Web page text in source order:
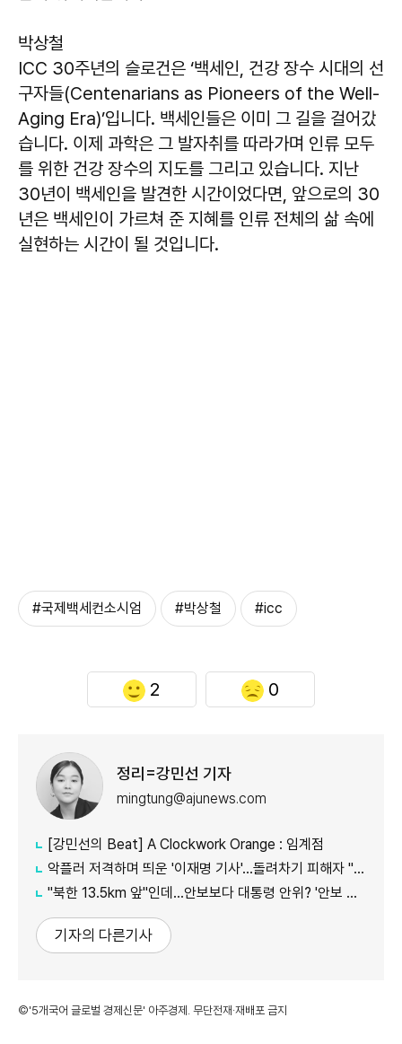
박상철
ICC 30주년의 슬로건은 ‘백세인, 건강 장수 시대의 선
구자들(Centenarians as Pioneers of the Well-
Aging Era)’입니다. 백세인들은 이미 그 길을 걸어갔
습니다. 이제 과학은 그 발자취를 따라가며 인류 모두
를 위한 건강 장수의 지도를 그리고 있습니다. 지난
30년이 백세인을 발견한 시간이었다면, 앞으로의 30
년은 백세인이 가르쳐 준 지혜를 인류 전체의 삶 속에
실현하는 시간이 될 것입니다.
#국제백세컨소시엄 #박상철 #icc
2 0
정리=강민선 기자
mingtung@ajunews.com
[강민선의 Beat] A Clockwork Orange : 임계점
악플러 저격하며 띄운 '이재명 기사'...돌려차기 피해자 "누가 안 읽었나 보라"
"북한 13.5km 앞"인데...안보보다 대통령 안위? '안보 박살' 근황 총정리
기자의 다른기사
©'5개국어 글로벌 경제신문' 아주경제. 무단전재·재배포 금지